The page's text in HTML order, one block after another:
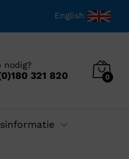
English
nodig?
321 820 0